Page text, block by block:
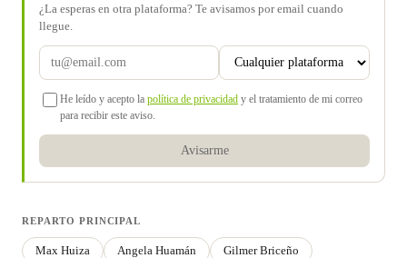
¿La esperas en otra plataforma? Te avisamos por email cuando
llegue.
He leído y acepto la política de privacidad y el tratamiento de mi correo
para recibir este aviso.
Avisarme
REPARTO PRINCIPAL
Max Huiza Angela Huamán
Gilmer Briceño